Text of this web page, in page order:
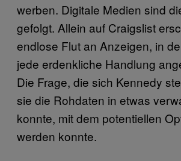
werben. Digitale Medien sind
gefolgt. Allein auf Craigslist
endlose Flut an Anzeigen, in
jede erdenkliche Handlung
Die Frage, die sich Kennedy
sie die Rohdaten in etwas
konnte, mit dem potentiellen
werden konnte.